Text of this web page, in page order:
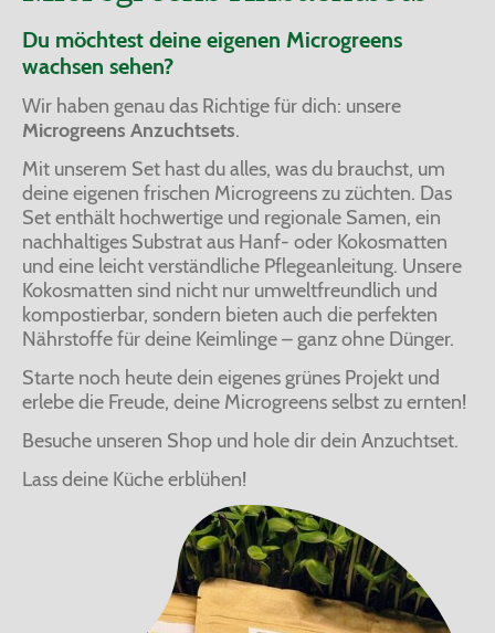
Du möchtest deine eigenen Microgreens
wachsen sehen?
Wir haben genau das Richtige für dich: unsere
Microgreens Anzuchtsets.
Mit unserem Set hast du alles, was du brauchst, um
deine eigenen frischen Microgreens zu züchten. Das
Set enthält hochwertige und regionale Samen, ein
nachhaltiges Substrat aus Hanf- oder Kokosmatten
und eine leicht verständliche Pflegeanleitung. Unsere
Kokosmatten sind nicht nur umweltfreundlich und
kompostierbar, sondern bieten auch die perfekten
Nährstoffe für deine Keimlinge – ganz ohne Dünger.
Starte noch heute dein eigenes grünes Projekt und
erlebe die Freude, deine Microgreens selbst zu ernten!
Besuche unseren Shop und hole dir dein Anzuchtset.
Lass deine Küche erblühen!